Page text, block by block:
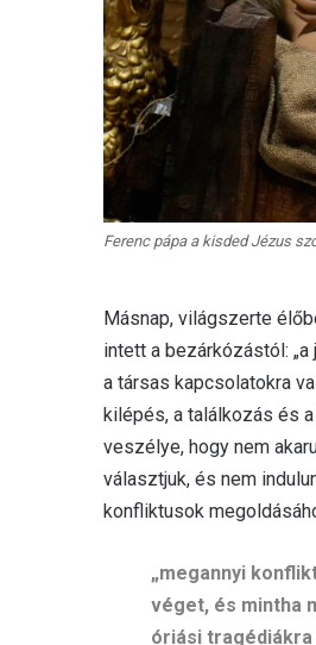
Ferenc pápa a kisded Jézus
Másnap, világszerte
intett a bezárkózástól:
a társas kapcsolatokra
kilépés, a találkozás és
veszélye, hogy nem
választjuk, és nem
konfliktusok
„megannyi
véget, és mintha
óriási tragédiákra